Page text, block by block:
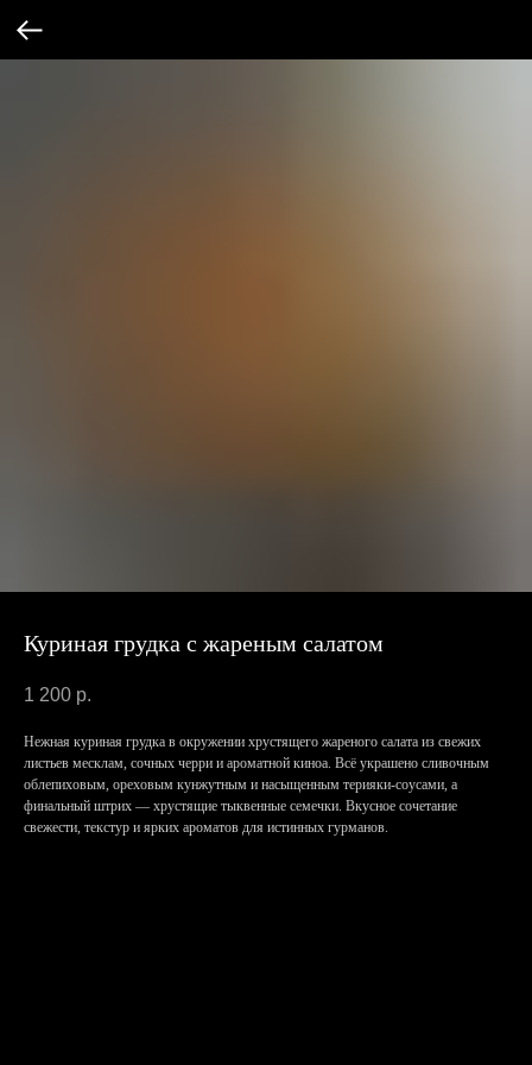
Куриная грудка с жареным салатом
1 200 р.
Нежная куриная грудка в окружении хрустящего жареного салата из свежих
листьев месклам, сочных черри и ароматной киноа. Всё украшено сливочным
облепиховым, ореховым кунжутным и насыщенным терияки-соусами, а
финальный штрих — хрустящие тыквенные семечки. Вкусное сочетание
свежести, текстур и ярких ароматов для истинных гурманов.